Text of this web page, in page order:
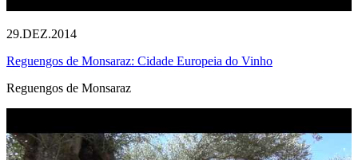
29.DEZ.2014
Reguengos de Monsaraz: Cidade Europeia do Vinho
Reguengos de Monsaraz